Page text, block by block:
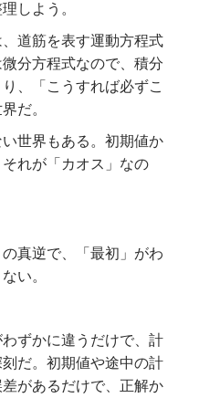
しよう。
道筋を表す運動方程式
分方程式なので、積分
、「こうすれば必ずこ
だ。
世界もある。初期値か
れが「カオス」なの
真逆で、「最初」がわ
い。
わずかに違うだけで、計
だ。初期値や途中の計
があるだけで、正解か